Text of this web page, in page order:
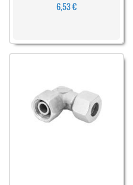
6,53 €